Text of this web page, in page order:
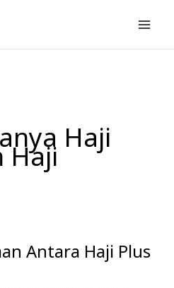
Haji
Haji
Antara Haji Plus